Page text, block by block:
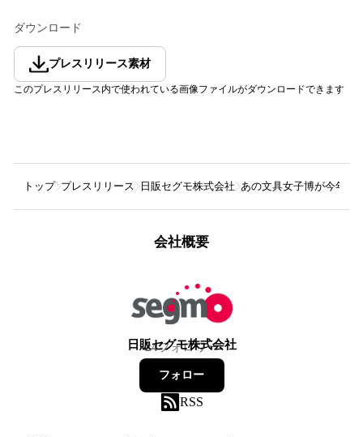
ダウンロード
プレスリリース素材
このプレスリリース内で使われている画像ファイルがダウンロードできます
トップ プレスリリース 日販セグモ株式会社 あの文具女子博が今年も
会社概要
日販セグモ株式会社
24フォロワー
フォロー
RSS